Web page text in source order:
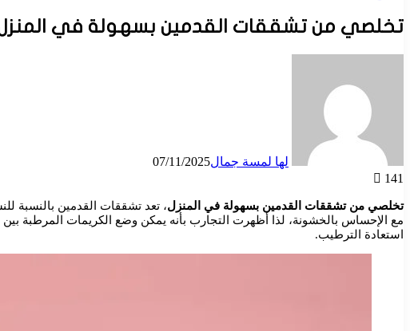
تخلصي من تشققات القدمين بسهولة في
لها لمسة جمال07/11/2025
141
تخلصي من تشققات القدمين بسهولة في المنزل، تعد تشققات القدمين بالنسبة
مع الإحساس بالخشونة، لذا أظهرت التجارب بأنه يمكن وضع الكريمات المرطبة بين
استعادة الترطيب.